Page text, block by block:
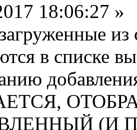
18:06:27 »
из
в списке
(И